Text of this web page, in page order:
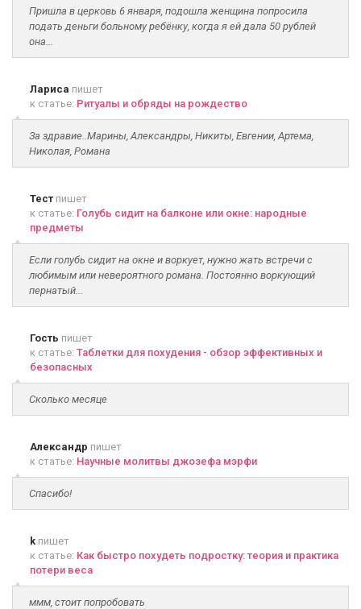
Пришла в церковь 6 января, подошла женщина попросила
подать деньги больному ребёнку, когда я ей дала 50 рублей
она...
Лариса пишет
к статье: Ритуалы и обряды на рождество
За здравие..Марины, Александры, Никиты, Евгении, Артема,
Николая, Романа
Тест пишет
к статье: Голубь сидит на балконе или окне: народные
предметы
Если голубь сидит на окне и воркует, нужно жать встречи с
любимым или невероятного романа. Постоянно воркующий
пернатый...
Гость пишет
к статье: Таблетки для похудения - обзор эффективных и
безопасных
Сколько месяце
Александр пишет
к статье: Научные молитвы джозефа мэрфи
Спасибо!
k пишет
к статье: Как быстро похудеть подростку: теория и практика
потери веса
ммм, стоит попробовать